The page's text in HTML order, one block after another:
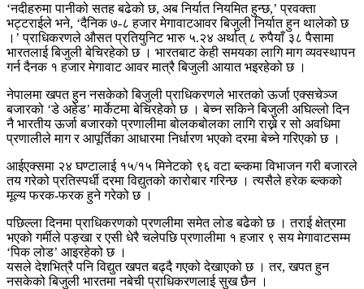
‘नदीहरुमा पानीको सतह बढेको छ, अब निर्यात नियमित हुन्छ,’ प्रवक्ता
भट्टराईले भने, ‘दैनिक ७-८ हजार मेगावाटआवर बिजुली निर्यात हुन थालेको छ
।’ प्राधिकरणले औसत प्रतियुनिट भारु ५.२४ अर्थात् ८ रुपैयाँ ३८ पैसामा
भारतलाई बिजुली बेचिरहेको छ । भारतबाट केही समयका लागि माग व्यवस्थापन
गर्न दैनक १ हजार मेगावाट आवर मात्रै बिजुली आयात भइरहेको छ ।
नेपालमा खपत हुन नसकेको बिजुली प्राधिकरणले भारतको ऊर्जा एक्सचेञ्ज
बजारको ‘डे अहेड’ मार्केटमा बेचिरहेको छ । बेच्न सकिने बिजुली अघिल्लो दिन
नै भारतीय ऊर्जा बजारको प्रणालीमा बोलकबोलका लागि राख्ने र सो अवधिमा
प्रणालीले माग र आपूर्तिका आधारमा निर्धारण भएको दरमा बेच्ने गरिएको छ ।
आईएक्समा २४ घण्टालाई १५/१५ मिनेटको ९६ वटा ब्ल्कमा विभाजन गरी बजारले
तय गरेको प्रतिस्पर्धी दरमा विद्युतको कारोबार गरिन्छ । त्यसैले हरेक ब्ल्कको
मूल्य फरक-फरक हुने गरेको छ ।
पछिल्ला दिनमा प्राधिकरणको प्रणलीमा समेत लोड बढेको छ । तराई क्षेत्रमा
भएको गर्मीले पङ्खा र एसी धेरै चलेपछि प्रणालीमा १ हजार ९ सय मेगावाटसम्म
‘पिक लोड’ आइरहेको छ ।
यसले देशभित्रै पनि विद्युत खपत बढ्दै गएको देखाएको छ । तर, खपत हुन
नसकेको बिजुली भारतमा नबेची प्राधिकरणलाई सुख छैन ।